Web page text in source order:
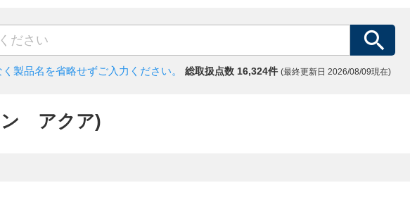
製品名を省略せずご入力ください。 総取扱点数 16,324件 (最終更新日 2026/08/09現在)
ン アクア)